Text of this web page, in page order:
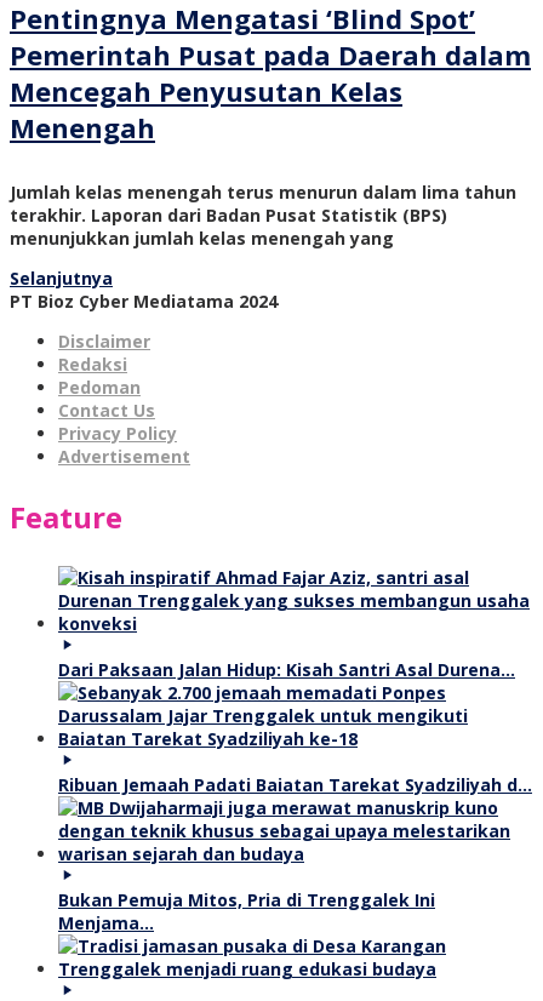
Pentingnya Mengatasi ‘Blind Spot’
Pemerintah Pusat pada Daerah dalam
Mencegah Penyusutan Kelas
Menengah
Jumlah kelas menengah terus menurun dalam lima tahun
terakhir. Laporan dari Badan Pusat Statistik (BPS)
menunjukkan jumlah kelas menengah yang
Selanjutnya
PT Bioz Cyber Mediatama 2024
Disclaimer
Redaksi
Pedoman
Contact Us
Privacy Policy
Advertisement
Feature
Dari Paksaan Jalan Hidup: Kisah Santri Asal Durena…
Ribuan Jemaah Padati Baiatan Tarekat Syadziliyah d…
Bukan Pemuja Mitos, Pria di Trenggalek Ini
Menjama…